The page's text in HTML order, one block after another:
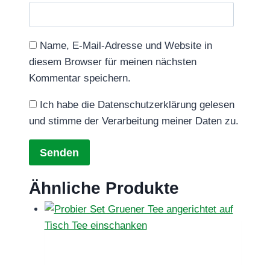
Name, E-Mail-Adresse und Website in
diesem Browser für meinen nächsten
Kommentar speichern.
Ich habe die Datenschutzerklärung gelesen
und stimme der Verarbeitung meiner Daten zu.
Ähnliche Produkte